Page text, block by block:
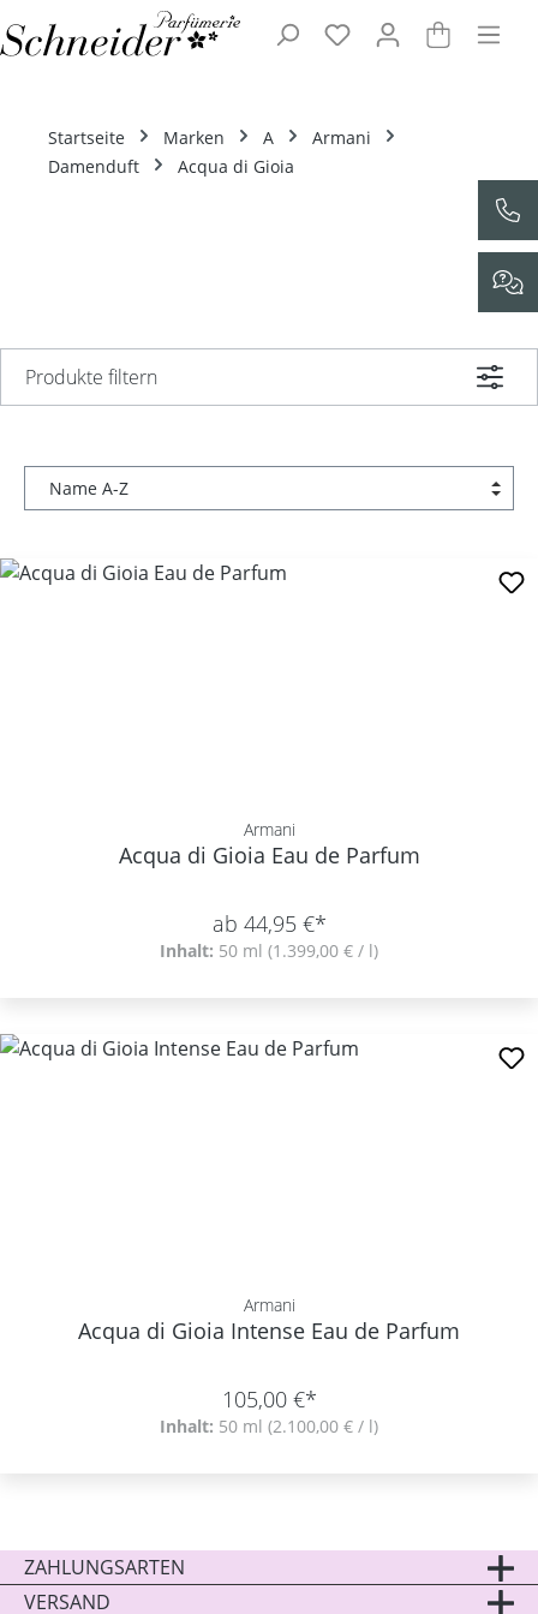
Zum Hauptinhalt springen
Startseite Marken A
Armani
Damenduft
Acqua di Gioia
Produkte filtern
Armani
Acqua di Gioia Eau de Parfum
ab 44,95 €*
Inhalt: 50 ml (1.399,00 € / l)
Armani
Acqua di Gioia Intense Eau de Parfum
105,00 €*
Inhalt: 50 ml (2.100,00 € / l)
ZAHLUNGSARTEN
VERSAND